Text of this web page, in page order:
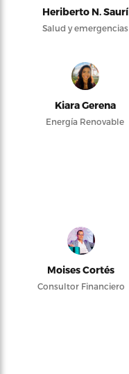
Heriberto N. Saurí
Salud y emergencias
Kiara Gerena
Energía Renovable
Moises Cortés
Consultor Financiero